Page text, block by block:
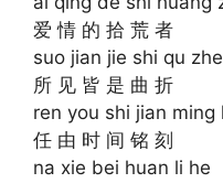
爱 情 的 拾 荒 者
suo jian jie shi qu zhe
所 见 皆 是 曲 折
ren you shi jian ming
任 由 时 间 铭 刻
na xie bei huan li he